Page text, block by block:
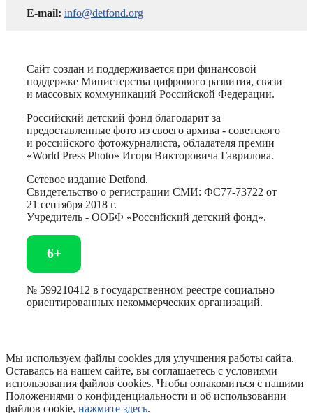
E-mail: info@detfond.org
Сайт создан и поддерживается при финансовой
поддержке Министерства цифрового развития, связи
и массовых коммуникаций Российской Федерации.
Российский детский фонд благодарит за
предоставленные фото из своего архива - советского
и российского фотожурналиста, обладателя премии
«World Press Photo» Игоря Викторовича Гаврилова.
Сетевое издание Detfond.
Свидетельство о регистрации СМИ: ФС77-73722 от
21 сентября 2018 г.
Учредитель - ООБФ «Российский детский фонд».
6+
№ 599210412 в государственном реестре социально
ориентированных некоммерческих организаций.
Мы используем файлы cookies для улучшения работы сайта.
Оставаясь на нашем сайте, вы соглашаетесь с условиями
использования файлов cookies. Чтобы ознакомиться с нашими
Положениями о конфиденциальности и об использовании
файлов cookie, нажмите здесь.